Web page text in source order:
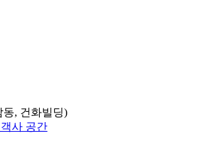
동, 건화빌딩)
사 공간